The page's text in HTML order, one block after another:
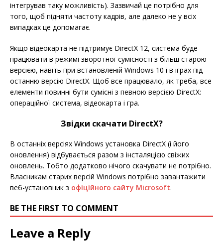
інтегрував таку можливість). Зазвичай це потрібно для
того, щоб підняти частоту кадрів, але далеко не у всіх
випадках це допомагає.
Якщо відеокарта не підтримує DirectX 12, система буде
працювати в режимі зворотної сумісності з більш старою
версією, навіть при встановленій Windows 10 і в іграх під
останню версію DirectX. Щоб все працювало, як треба, все
елементи повинні бути сумісні з певною версією DirectX:
операційної система, відеокарта і гра.
Звідки скачати DirectX?
В останніх версіях Windows установка DirectX (і його
оновлення) відбувається разом з інсталяцією свіжих
оновлень. Тобто додатково нічого скачувати не потрібно.
Власникам старих версій Windows потрібно завантажити
веб-установник з офіційного сайту Microsoft.
BE THE FIRST TO COMMENT
Leave a Reply